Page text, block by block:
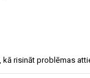
kā risināt problēmas